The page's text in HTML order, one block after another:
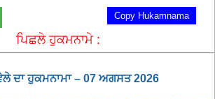
Copy Hukamnama
ਪਿਛਲੇ ਹੁਕਮਨਾਮੇ :
ਦਾ ਹੁਕਮਨਾਮਾ – 07 ਅਗਸਤ 2026